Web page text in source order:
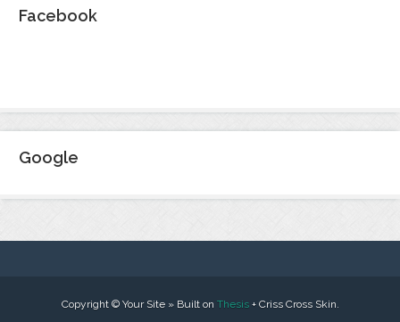
Facebook
Google
Copyright © Your Site » Built on Thesis+ Criss Cross Skin.